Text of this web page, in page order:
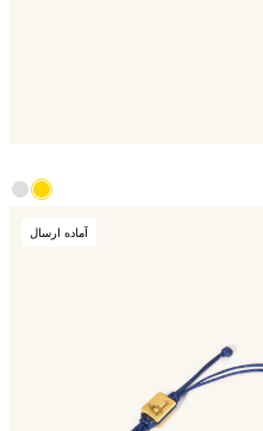
آماده ارسال